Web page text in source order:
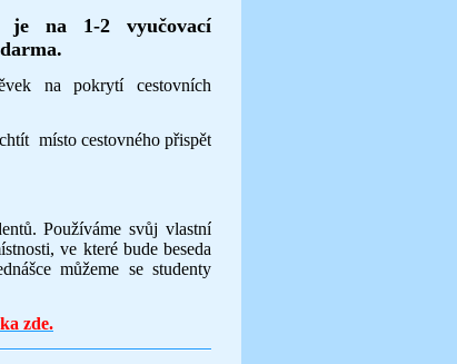
je na 1-2 vyučovací
na pokrytí cestovních
místo cestovného přispět
Používáme svůj vlastní
ve které bude beseda
můžeme se studenty
zde.